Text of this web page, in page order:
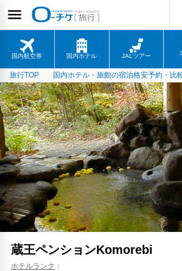
国内航空券 国内ホテル JALツアー
旅行TOP 国内ホテル・旅館の宿泊格安予約・比
蔵王ペンションKomorebi
ホテルランク